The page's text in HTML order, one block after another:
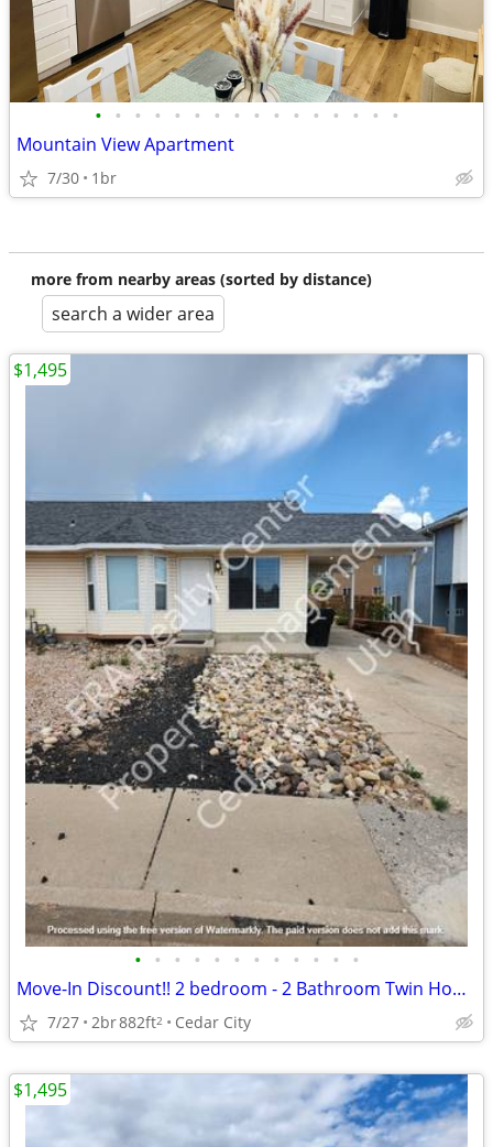
• • • • • • • • • • • • • • • •
Mountain View Apartment
7/30 1br
more from nearby areas (sorted by distance)
search a wider area
• • • • • • • • • • • •
Move-In Discount!! 2 bedroom - 2 Bathroom Twin Home (116)
7/27 2br882ft2 Cedar City
$1,495
$1,495